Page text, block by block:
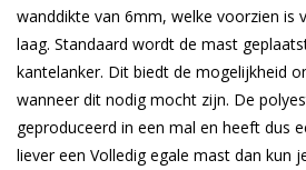
wanddikte van 6mm, welke voorzien is
laag. Standaard wordt de mast
kantelanker. Dit biedt de mogelijkheid
wanneer dit nodig mocht zijn. De
geproduceerd in een mal en heeft dus
liever een Volledig egale mast dan kun